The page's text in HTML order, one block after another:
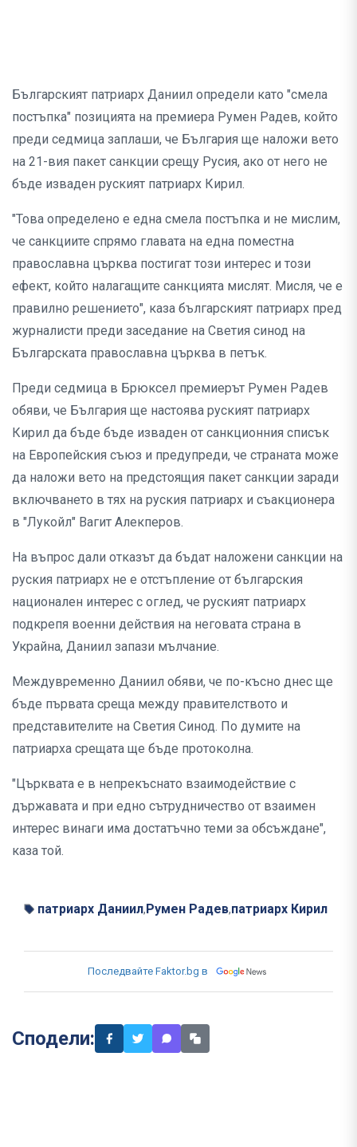
Българският патриарх Даниил определи като "смела
постъпка" позицията на премиера Румен Радев, който
преди седмица заплаши, че България ще наложи вето
на 21-вия пакет санкции срещу Русия, ако от него не
бъде изваден руският патриарх Кирил.
"Това определено е една смела постъпка и не мислим,
че санкциите спрямо главата на една поместна
православна църква постигат този интерес и този
ефект, който налагащите санкцията мислят. Мисля, че е
правилно решението", каза българският патриарх пред
журналисти преди заседание на Светия синод на
Българската православна църква в петък.
Преди седмица в Брюксел премиерът Румен Радев
обяви, че България ще настоява руският патриарх
Кирил да бъде бъде изваден от санкционния списък
на Европейския съюз и предупреди, че страната може
да наложи вето на предстоящия пакет санкции заради
включването в тях на руския патриарх и съакционера
в "Лукойл" Вагит Алекперов.
На въпрос дали отказът да бъдат наложени санкции на
руския патриарх не е отстъпление от българския
национален интерес с оглед, че руският патриарх
подкрепя военни действия на неговата страна в
Украйна, Даниил запази мълчание.
Междувременно Даниил обяви, че по-късно днес ще
бъде първата среща между правителството и
представителите на Светия Синод. По думите на
патриарха срещата ще бъде протоколна.
"Църквата е в непрекъснато взаимодействие с
държавата и при едно сътрудничество от взаимен
интерес винаги има достатъчно теми за обсъждане",
каза той.
патриарх Даниил, Румен Радев,патриарх Кирил
Последвайте Faktor.bg в
Сподели: